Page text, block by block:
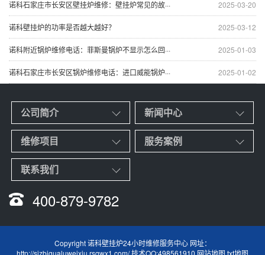
2025-03-20
诺科石家庄市长安区壁挂炉维修：壁挂炉常见的故···
2025-03-12
诺科壁挂炉的功率是否越大越好？
2025-01-03
诺科附近锅炉维修电话：菲斯曼锅炉不显示怎么回···
2025-01-02
诺科石家庄市长安区锅炉维修电话：进口威能锅炉···
公司简介 新闻中心
维修项目 服务案例
联系我们
400-879-9782
Copyright 诺科壁挂炉24小时维修服务中心 网址：
http://sjzbigualuweixiu.rsqwx1.com/ 技术QQ:498561910 网站地图 txt地图